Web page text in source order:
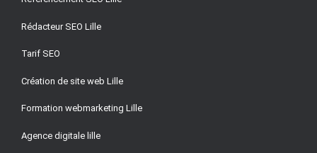
Rédacteur SEO Lille
Tarif SEO
Création de site web Lille
Formation webmarketing Lille
Agence digitale lille